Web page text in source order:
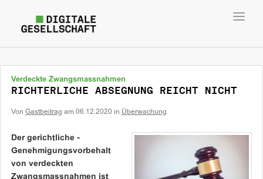
Verdeckte Zwangsmassnahmen
RICHTERLICHE ABSEGNUNG REICHT NICHT
Von Gastbeitrag am 06.12.2020 in Überwachung
Der gerichtliche ­
Genehmigungsvorbehalt
von verdeckten
Zwangsmassnahmen ist